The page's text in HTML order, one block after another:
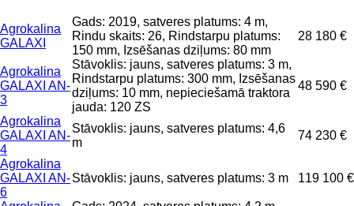
Agrokalina
GALAXI
Gads: 2019, satveres platums: 4 m,
Rindu skaits: 26, Rindstarpu platums:
150 mm, Izsēšanas dziļums: 80 mm
28 180 €
Agrokalina
GALAXI AN-
3
Stāvoklis: jauns, satveres platums: 3 m,
Rindstarpu platums: 300 mm, Izsēšanas
dziļums: 10 mm, nepieciešamā traktora
jauda: 120 ZS
48 590 €
Agrokalina
GALAXI AN-
4
Stāvoklis: jauns, satveres platums: 4,6
m
74 230 €
Agrokalina
GALAXI AN-
6
Stāvoklis: jauns, satveres platums: 3 m 119 100 €